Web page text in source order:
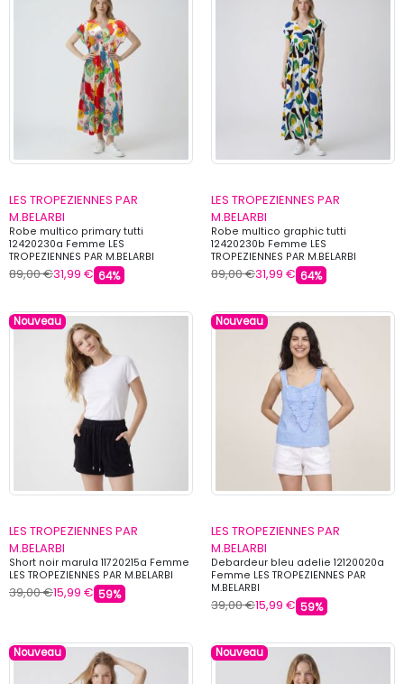
LES TROPEZIENNES PAR
M.BELARBI
Robe multico primary tutti
12420230a Femme LES
TROPEZIENNES PAR M.BELARBI
89,00 €31,99 € 64%
LES TROPEZIENNES PAR
M.BELARBI
Robe multico graphic tutti
12420230b Femme LES
TROPEZIENNES PAR M.BELARBI
89,00 €31,99 € 64%
Nouveau
LES TROPEZIENNES PAR
M.BELARBI
Short noir marula 11720215a Femme
LES TROPEZIENNES PAR M.BELARBI
39,00 €15,99 € 59%
Nouveau
LES TROPEZIENNES PAR
M.BELARBI
Debardeur bleu adelie 12120020a
Femme LES TROPEZIENNES PAR
M.BELARBI
39,00 €15,99 € 59%
Nouveau Nouveau